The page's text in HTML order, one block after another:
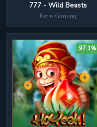
777 - Wild Beasts
Retro Gaming
97.1%